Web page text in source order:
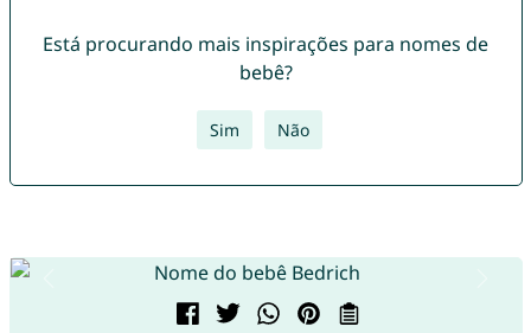
Está procurando mais inspirações para nomes de
bebê?
Sim Não